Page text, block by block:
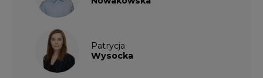
Patrycja
Wysocka